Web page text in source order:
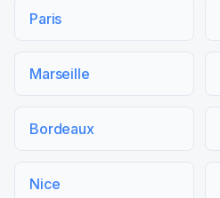
Paris
Marseille
Bordeaux
Nice